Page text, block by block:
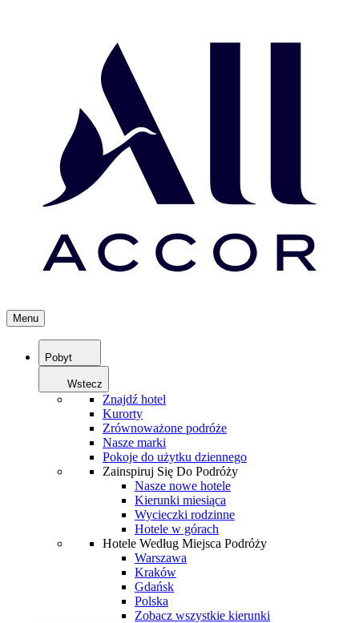
Menu
Pobyt
Wstecz
Znajdź hotel
Kurorty
Zrównoważone podróże
Nasze marki
Pokoje do użytku dziennego
Zainspiruj Się Do Podróży
Nasze nowe hotele
Kierunki miesiąca
Wycieczki rodzinne
Hotele w górach
Hotele Według Miejsca Podróży
Warszawa
Kraków
Gdańsk
Polska
Zobacz wszystkie kierunki